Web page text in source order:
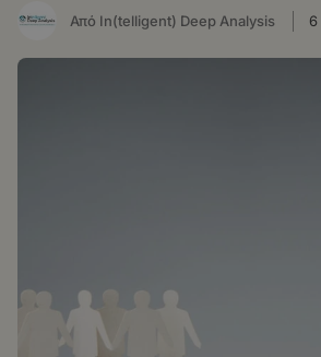
Από In(telligent) Deep Analysis 6